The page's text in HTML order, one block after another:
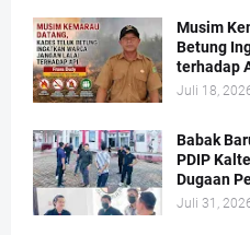
Musim
Betung
terhadap
Juli 18,
Babak
PDIP
Dugaan
Juli 31,